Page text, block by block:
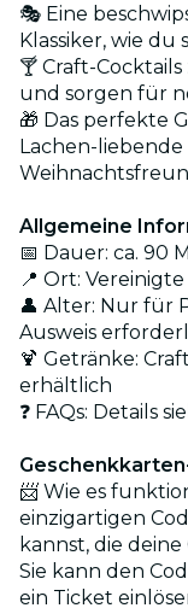
🎭 Eine
Klassiker, wie du
🍸 Craft-
und sorgen für
🎁 Das perfekte
Lachen-
Allgemeine
📅 Dauer: ca. 90
📍 Ort:
👤 Alter: Nur für
Ausweis
🍹 Getränke:
erhältlich
❓ FAQs: Details
📨 Wie es
einzigartigen
kannst, die
Sie kann den
ein Ticket